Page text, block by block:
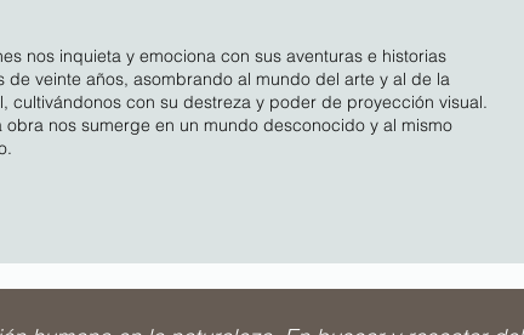
nos inquieta y emociona con sus aventuras e historias
de veinte años, asombrando al mundo del arte y al de la
cultivándonos con su destreza y poder de proyección visual.
obra nos sumerge en un mundo desconocido y al mismo